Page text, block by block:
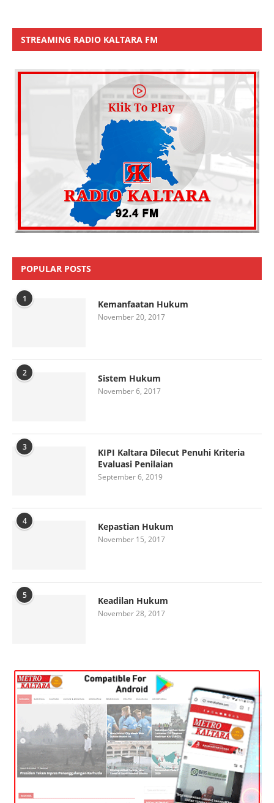
STREAMING RADIO KALTARA FM
POPULAR POSTS
1 Kemanfaatan Hukum
November 20, 2017
2 Sistem Hukum
November 6, 2017
3
KIPI Kaltara Dilecut Penuhi Kriteria
Evaluasi Penilaian
September 6, 2019
4 Kepastian Hukum
November 15, 2017
5 Keadilan Hukum
November 28, 2017